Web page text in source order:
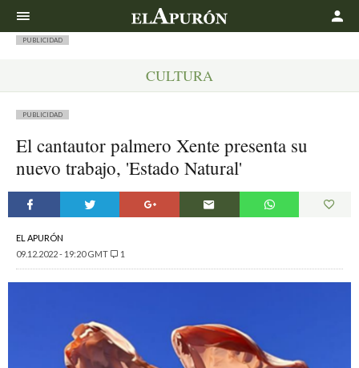
PUBLICIDAD
CULTURA
PUBLICIDAD
El cantautor palmero Xente presenta su
nuevo trabajo, 'Estado Natural'
EL APURÓN
09.12.2022 - 19:20 GMT
1